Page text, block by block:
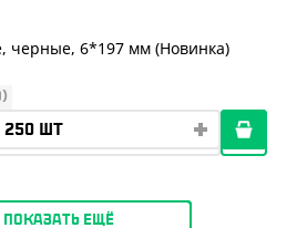
черные, 6*197 мм (Новинка)
ПОКАЗАТЬ ЕЩЁ